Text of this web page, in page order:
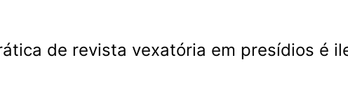
de revista vexatória em presídios é